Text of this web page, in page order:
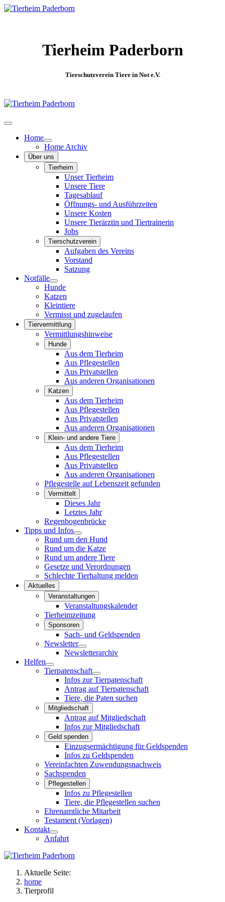
Tierheim Paderborn
Tierschutzverein Tiere in Not e.V.
Home
Home Archiv
Über uns
Tierheim
Unser Tierheim
Unsere Tiere
Tagesablauf
Öffnungs- und Ausführzeiten
Unsere Kosten
Unsere Tierärztin und Tiertrainerin
Jobs
Tierschutzverein
Aufgaben des Vereins
Vorstand
Satzung
Notfälle
Hunde
Katzen
Kleintiere
Vermisst und zugelaufen
Tiervermittlung
Vermittlungshinweise
Hunde
Aus dem Tierheim
Aus Pflegestellen
Aus Privatstellen
Aus anderen Organisationen
Katzen
Aus dem Tierheim
Aus Pflegestellen
Aus Privatstellen
Aus anderen Organisationen
Klein- und andere Tiere
Aus dem Tierheim
Aus Pflegestellen
Aus Privatstellen
Aus anderen Organisationen
Pflegestelle auf Lebenszeit gefunden
Vermittelt
Dieses Jahr
Letztes Jahr
Regenbogenbrücke
Tipps und Infos
Rund um den Hund
Rund um die Katze
Rund um andere Tiere
Gesetze und Verordnungen
Schlechte Tierhaltung melden
Aktuelles
Veranstaltungen
Veranstaltungskalender
Tierheimzeitung
Sponsoren
Sach- und Geldspenden
Newsletter
Newsletterarchiv
Helfen
Tierpatenschaft
Infos zur Tierpatenschaft
Antrag auf Tierpatenschaft
Tiere, die Paten suchen
Mitgliedschaft
Antrag auf Mitgliedschaft
Infos zur Mitgliedschaft
Geld spenden
Einzugsermächtigung für Geldspenden
Infos zu Geldspenden
Vereinfachten Zuwendungsnachweis
Sachspenden
Pflegestellen
Infos zu Pflegestellen
Tiere, die Pflegestellen suchen
Ehrenamtliche Mitarbeit
Testament (Vorlagen)
Kontakt
Anfahrt
Aktuelle Seite:
home
Tierprofil